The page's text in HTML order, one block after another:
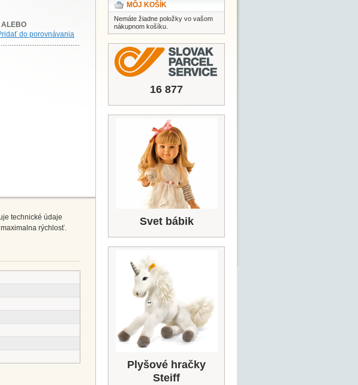
ALEBO
do porovnávania
technické údaje
rýchlosť.
MÔJ KOŠÍK
Nemáte žiadne položky vo vašom
nákupnom košíku.
16 877
Svet bábik
Plyšové hračky
Steiff